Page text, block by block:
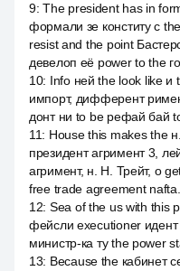
9:The president has in
формали зе конститу с
resist and the point
девелоп её power to the
10: Info ней the look like и
импорт, дифферент
донт ни to be рефай бай
11: House this makes the
президент агримент 3,
агримент, н. Н. Трейт, о
free trade agreement nafta.
12: Sea of the us with this
фейсли executioner
министр-ка ту the power
13: Because the кабинет